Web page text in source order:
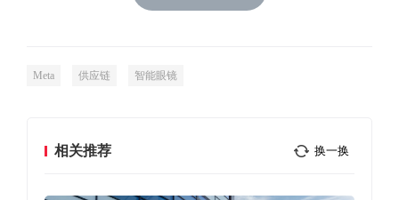
Meta 供应链 智能眼镜
相关推荐 换一换